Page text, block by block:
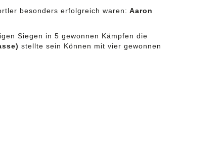
besonders erfolgreich waren: Aaron
Siegen in 5 gewonnen Kämpfen die
stellte sein Können mit vier gewonnen